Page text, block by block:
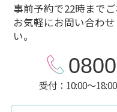
事前予約で22時まで
お気軽にお問い合わ
い。
受付：10:00～